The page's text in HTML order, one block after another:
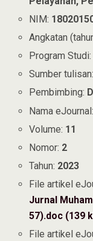
NIM:
Angkatan
Program
Sumber
Pembimbing:
Nama eJournal:
Volume: 11
Nomor: 2
Tahun: 2023
File artikel
Jurnal
57).doc (139
File artikel